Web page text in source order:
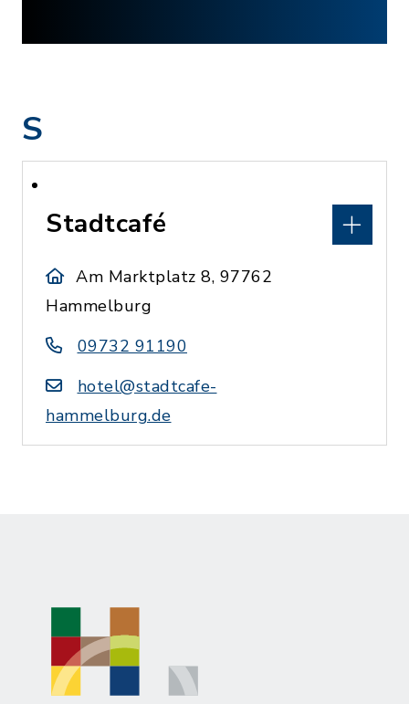
S
Stadtcafé
Am Marktplatz 8, 97762
Hammelburg
09732 91190
hotel@stadtcafe-
hammelburg.de